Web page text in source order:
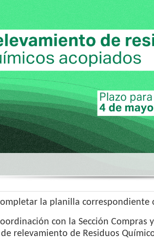
la planilla correspondiente
con la Sección
relevamiento de Residuos